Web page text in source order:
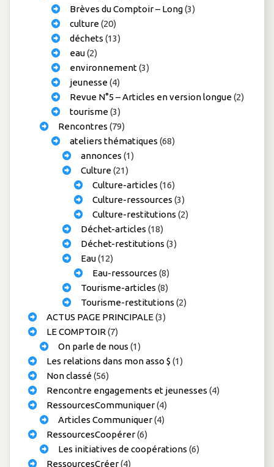
Brèves du Comptoir – Long(3)
culture(20)
déchets (13)
eau(2)
environnement(3)
jeunesse(4)
Revue N°5 – Articles en version longue(2)
tourisme(3)
Rencontres (79)
ateliers thématiques (68)
annonces (1)
Culture(21)
Culture-articles (16)
Culture-ressources (3)
Culture-restitutions (2)
Déchet-articles (18)
Déchet-restitutions (3)
Eau(12)
Eau-ressources (8)
Tourisme-articles (8)
Tourisme-restitutions (2)
ACTUS PAGE PRINCIPALE(3)
LE COMPTOIR (7)
On parle de nous (1)
Les relations dans mon asso $ (1)
Non classé(56)
Rencontre engagements et jeunesses (4)
RessourcesCommuniquer(4)
Articles Communiquer(4)
RessourcesCoopérer(6)
Les initiatives de coopérations (6)
RessourcesCréer(4)